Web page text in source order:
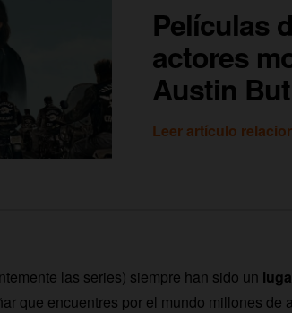
Películas
actores
Austin
Leer artículo
las series) siempre han sido un
que encuentres por el mundo millones de